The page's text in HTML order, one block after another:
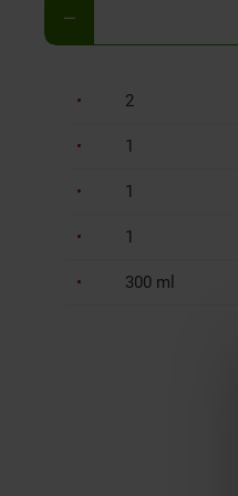
2
1
1
1
300 ml